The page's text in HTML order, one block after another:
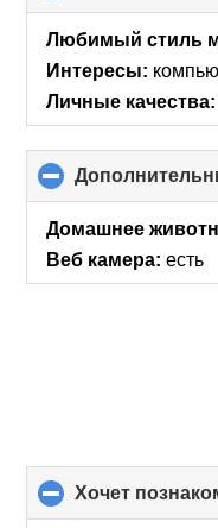
Любимый стиль
Интересы:
Личные качества:
Домашнее
Веб камера: есть
хочет